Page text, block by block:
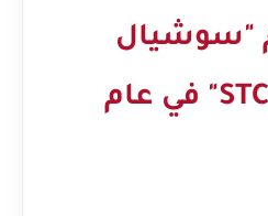
"سوشيال
ميديا مفتوح STC" في عام